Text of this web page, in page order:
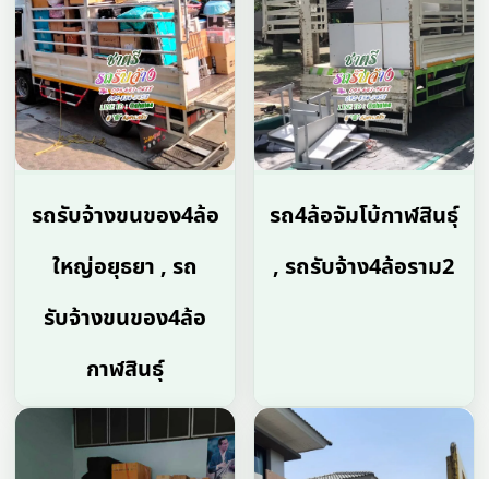
รถรับจ้างขนของ4ล้อ
ใหญ่อยุธยา , รถ
รับจ้างขนของ4ล้อ
กาฬสินธุ์
รถ4ล้อจัมโบ้กาฬสินธุ์
, รถรับจ้าง4ล้อราม2